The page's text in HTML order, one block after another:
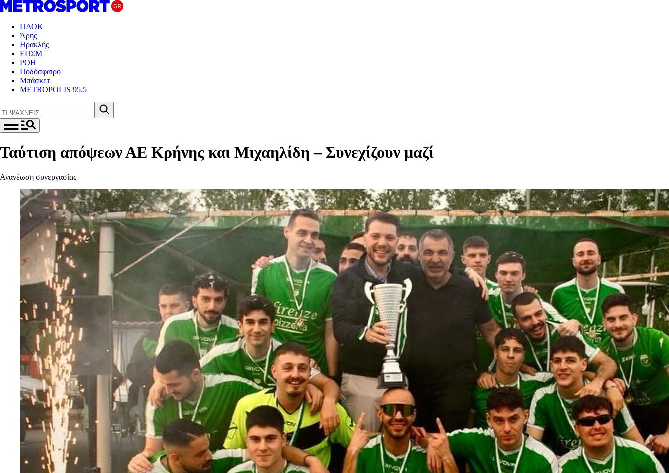
ΠΑΟΚ
Άρης
Ηρακλής
ΕΠΣΜ
ΡΟΗ
Ποδόσφαιρο
Μπάσκετ
METROPOLIS 95.5
Ταύτιση απόψεων ΑΕ Κρήνης και Μιχαηλίδη – Συνεχίζουν μαζί
Ανανέωση συνεργασίας